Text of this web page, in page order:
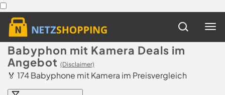
Babyphon mit Kamera Deals im
Angebot (Disclaimer)
🏅 174 Babyphone mit Kamera im Preisvergleich